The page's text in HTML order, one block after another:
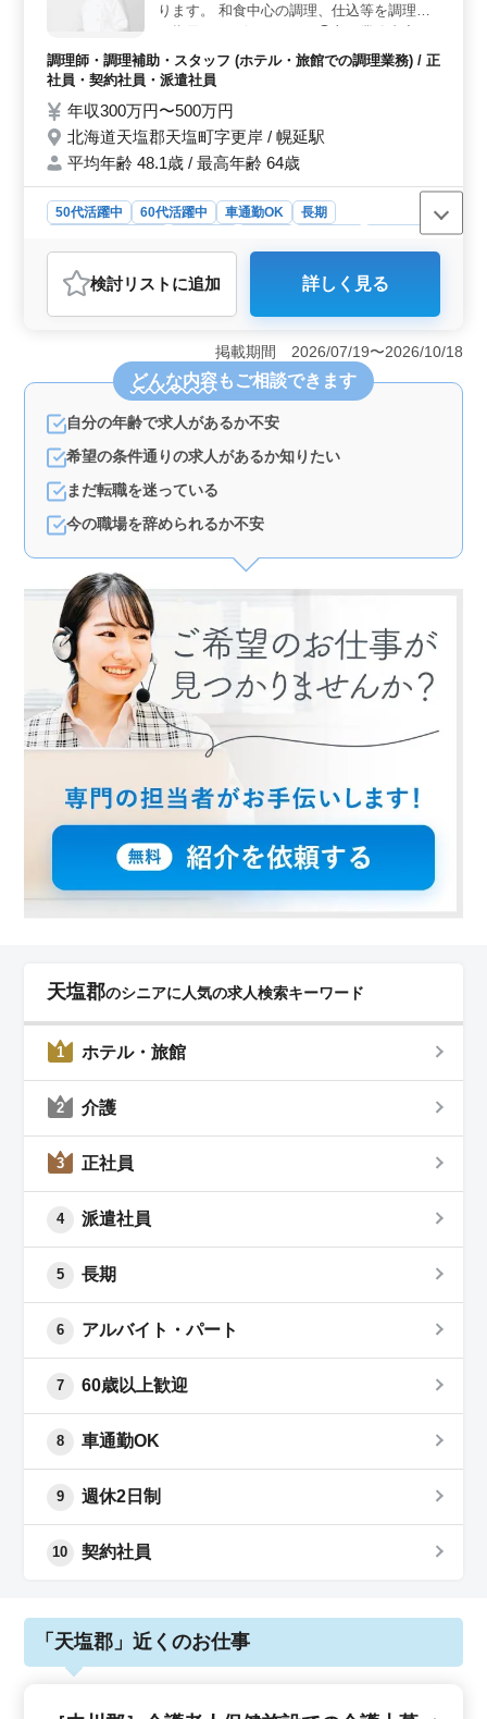
ります。 和食中心の調理、仕込等を調理長
の指示のもと行います。 ◯主な業務内容 ・
調理 ・盛り付け ・仕込み ・食器洗浄、清掃
・厨房業務 ・調理補助 ・その他の付随する
り、毎日の通勤ストレスも少なく済みます。
温泉、サウナ、フィットネスジム利用無料で
す。レストランは５０％引きで利用できま
す。 町営住宅入居希望者は支援します。 経
験を積んで、副料理長、料理長を目指すこと
が出来ます。 今までの経験を活かして、厨
房で活躍してみませんか？
調理師・調理補助・スタッフ (ホテル・旅館での調理業務) / 正
社員・契約社員・派遣社員
年収300万円〜500万円
北海道天塩郡天塩町字更岸 / 幌延駅
平均年齢 48.1歳 / 最高年齢 64歳
50代活躍中 60代活躍中 車通勤OK
長期
派遣社員
おすすめポイント
＜充実した福利厚生＞ 温泉、サウナ、フィットネスジ
ムを無料で利用でき、レストランも50%引きで利用でき
ます。これにより、仕事の後のリフレッシュや食事が充
実するため、働きやすい環境が整っています。また、町
営住宅への入居希望者には支援があるため、生活面でも
安心です。 ＜ベテラン歓迎＞ 中高年の方が活躍中
で、ベテラン層を積極的に採用しています。これまでの
経験を活かし、和食中心の調理や仕込み、盛り付けなど
を行いながら、さらに調理技術を磨くことができます。
も用意されています。 ＜働きやすい勤務条件＞ マ
です。また、残業は月10時間程度で少なく、休憩時間も
150分と十分に確保されています。週5〜6日勤務でシフト
制の休日があり、プライベートと仕事の両立がしやすい
環境です。
検討リスト に追加 詳しく見る
掲載期間 2026/07/19〜2026/10/18
どんな内容もご相談できます
自分の年齢で求人があるか不安
希望の条件通りの求人があるか知りたい
まだ転職を迷っている
今の職場を辞められるか不安
天塩郡のシニアに人気の求人検索キーワード
1 ホテル・旅館
2 介護
3 正社員
4 派遣社員
5 長期
6 アルバイト・パート
7 60歳以上歓迎
8 車通勤OK
9 週休2日制
10 契約社員
「天塩郡」近くのお仕事